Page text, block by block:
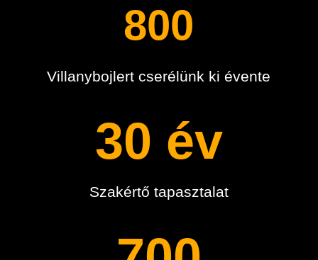
800
Villanybojlert cserélünk ki évente
30 év
Szakértő tapasztalat